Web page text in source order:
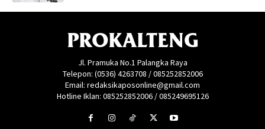
PROKALTENG
Jl. Pramuka No.1 Palangka Raya
Telepon: (0536) 4263708 / 085252852006
Email: redaksikaposonline@gmail.com
Hotline Iklan: 085252852006 / 085249695126